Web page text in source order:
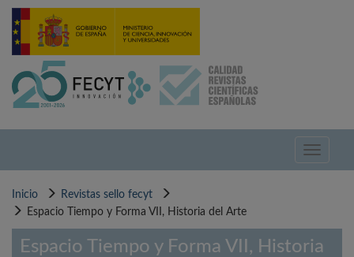
Pasar
contenido
Toggle
Inicio
Revistas sello fecyt
Espacio Tiempo y Forma VII, Historia del Arte
Espacio Tiempo y Forma VII, Historia